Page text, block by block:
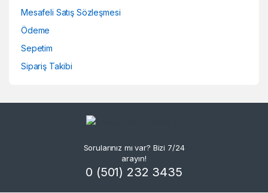
Mesafeli Satış Sözleşmesi
Ödeme
Sepetim
Sipariş Takibi
Sorularınız mı var? Bizi 7/24
arayın!
0 (501) 232 3435